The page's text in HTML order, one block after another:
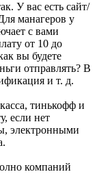
У вас есть сайт/
манагеров у
с вами
от 10 до
вы будете
отправлять? В
и т. д.
тинькофф и
если нет
электронными
компаний